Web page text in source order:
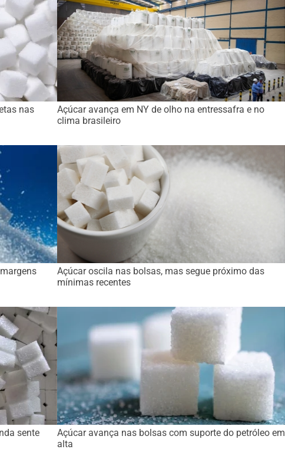
nas
Açúcar avança em NY de olho na entressafra e no
clima brasileiro
Açúcar oscila nas bolsas, mas segue próximo das
mínimas recentes
sente
Açúcar avança nas bolsas com suporte do petróleo em
alta